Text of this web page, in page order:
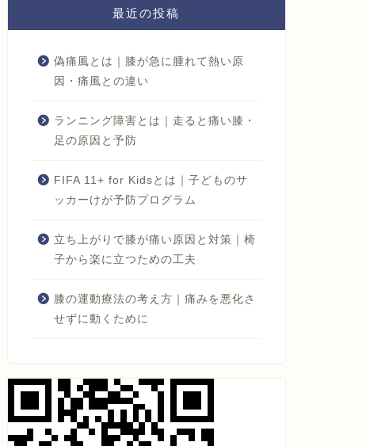
最近の投稿
偽痛風とは｜膝が急に腫れて熱い原
因・痛風との違い
ランニング障害とは｜走ると痛い膝・
足の原因と予防
FIFA 11+ for Kidsとは｜子どものサ
ッカーけが予防プログラム
立ち上がりで膝が痛い原因と対策｜椅
子から楽に立つための工夫
膝の運動療法の考え方｜痛みを悪化さ
せずに動くために